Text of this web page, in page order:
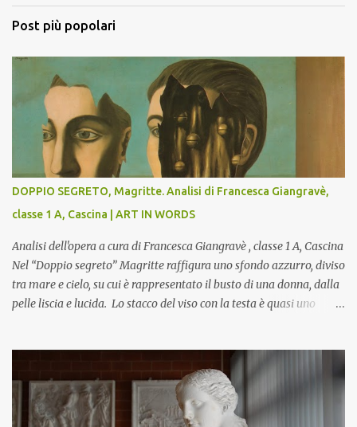
Post più popolari
DOPPIO SEGRETO, Magritte. Analisi di Francesca Giangravè,
classe 1 A, Cascina | ART IN WORDS
Analisi dell'opera a cura di Francesca Giangravè , classe 1 A, Cascina
Nel “Doppio segreto” Magritte raffigura uno sfondo azzurro, diviso
tra mare e cielo, su cui è rappresentato il busto di una donna, dalla
pelle liscia e lucida. Lo stacco del viso con la testa è quasi uno
un motivo che Magritte propone frequentemente nelle sue opere,
che in questo caso assumono un aspetto minaccioso, come se si
trattasse di un qualcosa di malinconico, sia per il colore che per la
consistenza del materiale. L’enigma che reca l’immagine, un volto